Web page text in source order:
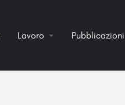
Lavoro Pubblicazioni